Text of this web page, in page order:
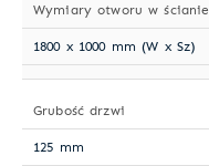
Wymiary otworu w ścianie
1800 x 1000 mm (W x Sz)
Grubość drzwi
125 mm